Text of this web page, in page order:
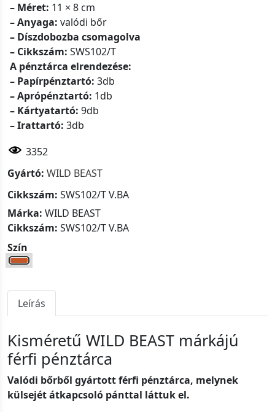
– Méret: 11 × 8 cm
– Anyaga: valódi bőr
– Díszdobozba csomagolva
– Cikkszám: SWS102/T
A pénztárca elrendezése:
– Papírpénztartó: 3db
– Aprópénztartó: 1db
– Kártyatartó: 9db
– Irattartó: 3db
3352
Gyártó: WILD BEAST
Cikkszám: SWS102/T V.BA
Márka: WILD BEAST
Cikkszám: SWS102/T V.BA
Szín
Leírás
Kisméretű WILD BEAST márkájú
férfi pénztárca
Valódi bőrből gyártott férfi pénztárca, melynek
külsejét átkapcsoló pánttal láttuk el.